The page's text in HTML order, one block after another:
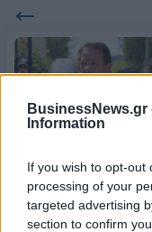
BusinessNews.gr
Information
If you wish to opt-out
processing of your
targeted advertising
section to confirm
Λύτρας- Θα δικαστεί
πλημμέλημα
12/09/2024 - 12:45